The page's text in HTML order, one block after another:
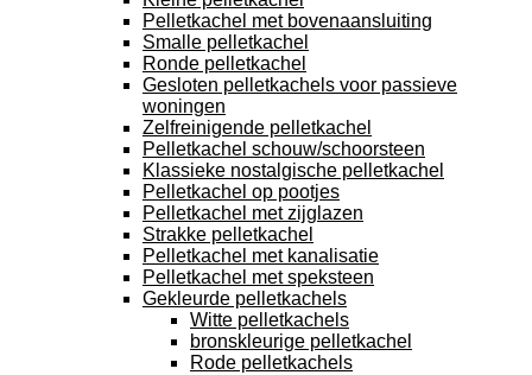
Pelletkachel met bovenaansluiting
Smalle pelletkachel
Ronde pelletkachel
Gesloten pelletkachels voor passieve
woningen
Zelfreinigende pelletkachel
Pelletkachel schouw/schoorsteen
Klassieke nostalgische pelletkachel
Pelletkachel op pootjes
Pelletkachel met zijglazen
Strakke pelletkachel
Pelletkachel met kanalisatie
Pelletkachel met speksteen
Gekleurde pelletkachels
Witte pelletkachels
bronskleurige pelletkachel
Rode pelletkachels